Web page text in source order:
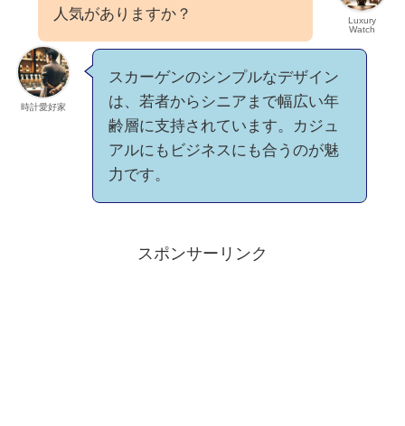
Luxury
Watch
人気がありますか？
時計愛好家
スカーゲンのシンプルなデザイン
は、若者からシニアまで幅広い年
齢層に支持されています。カジュ
アルにもビジネスにも合うのが魅
力です。
スポンサーリンク